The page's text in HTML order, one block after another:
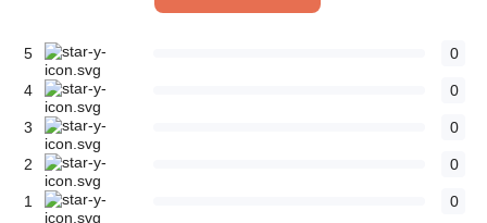
5 0
4 0
3 0
2 0
1 0